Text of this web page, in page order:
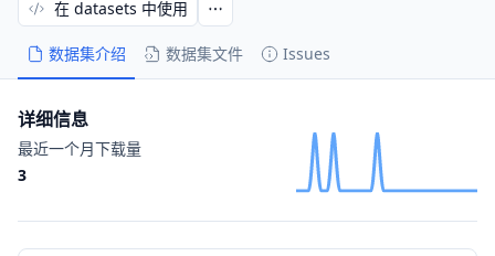
数据集介绍 数据集文件 Issues
在 datasets 中使用
详细信息
最近一个月下载量
3